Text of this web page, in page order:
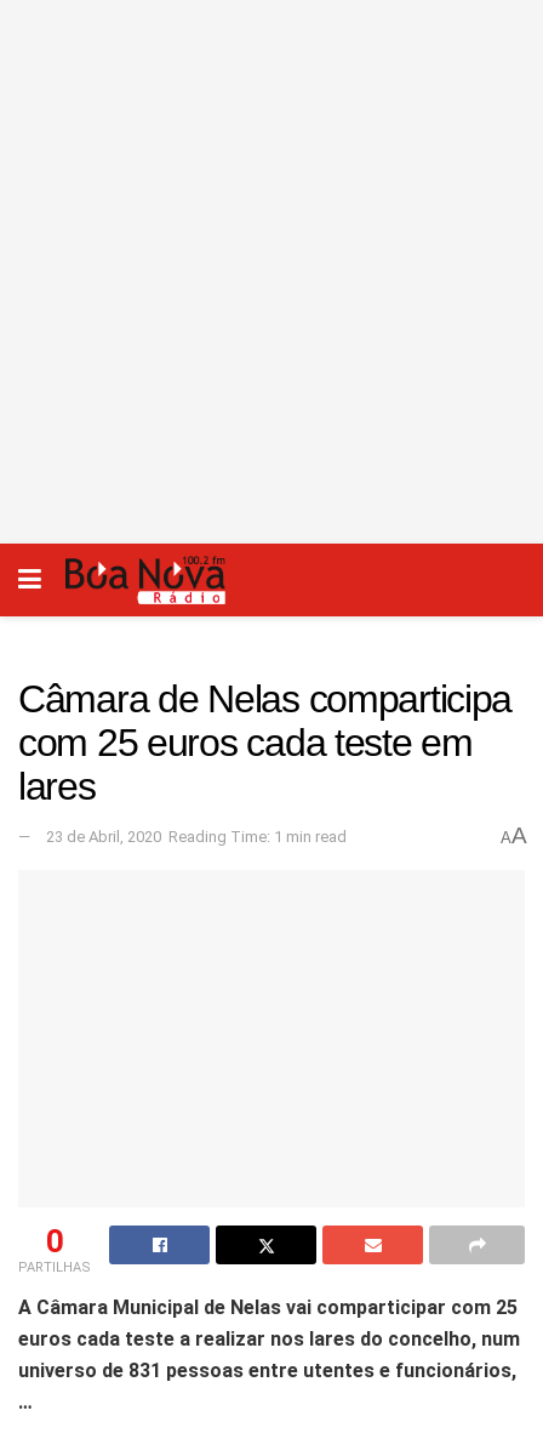
Câmara de Nelas comparticipa
com 25 euros cada teste em
lares
23 de Abril, 2020 Reading Time: 1 min read AA
0
PARTILHAS
A Câmara Municipal de Nelas vai comparticipar com 25
euros cada teste a realizar nos lares do concelho, num
universo de 831 pessoas entre utentes e funcionários,
…